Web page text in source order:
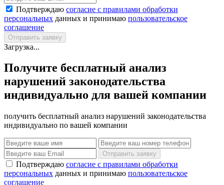
Подтверждаю согласие с правилами обработки
персональных данных и принимаю пользовательское
соглашение
Отправить заявку
Загрузка...
Получите бесплатный анализ
нарушений законодательства
индивидуально для вашей компании
получить бесплатный анализ нарушений законодательства
индивидуально по вашей компании
Отправить заявку
Подтверждаю согласие с правилами обработки
персональных данных и принимаю пользовательское
соглашение